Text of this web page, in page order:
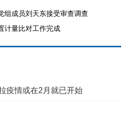
组成员刘天东接受审查调查
计量比对工作完成
疫情或在2月就已开始